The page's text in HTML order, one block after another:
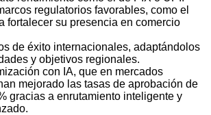
regulatorios favorables, como el
fortalecer su presencia en comercio
de éxito internacionales, adaptándolos
y objetivos regionales.
con IA, que en mercados
mejorado las tasas de aprobación de
gracias a enrutamiento inteligente y